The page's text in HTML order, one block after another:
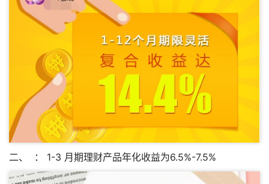
二、 ： 1-3 月期理财产品年化收益为6.5%-7.5%